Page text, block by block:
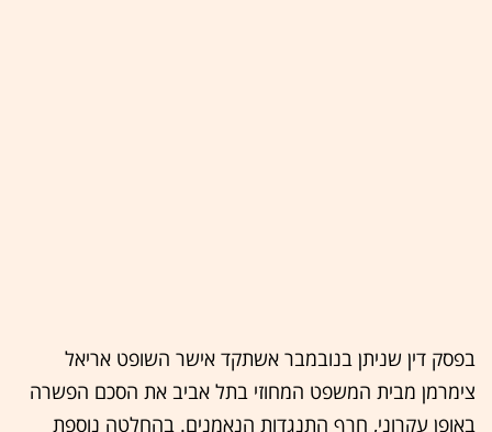
בפסק דין שניתן בנובמבר אשתקד אישר השופט אריאל
צימרמן מבית המשפט המחוזי בתל אביב את הסכם הפשרה
באופן עקרוני, חרף התנגדות הנאמנים. בהחלטה נוספת